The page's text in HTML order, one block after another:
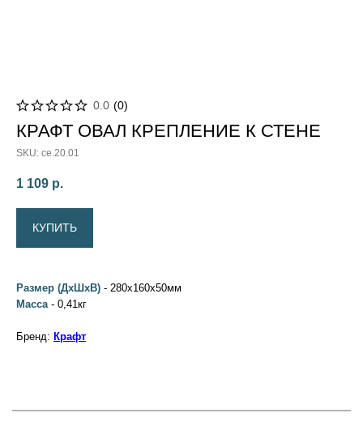
0.0 (0)
КРАФТ ОВАЛ КРЕПЛЕНИЕ К СТЕНЕ
SKU: ce.20.01
1 109 р.
КУПИТЬ
Размер (ДхШхВ) - 280x160x50мм
Масса- 0,41кг
Бренд: Крафт